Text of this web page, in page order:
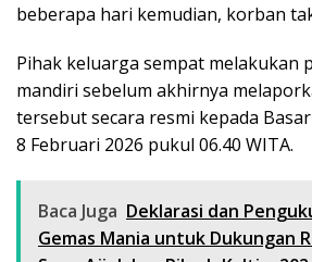
beberapa hari kemudian, korban
Pihak keluarga sempat melakukan
mandiri sebelum akhirnya
tersebut secara resmi kepada
8 Februari 2026 pukul 06.40 WITA.
Baca Juga Deklarasi dan
Gemas Mania untuk Dukungan